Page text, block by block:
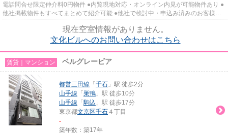
電話問合せ限定仲介料0円物件 ●内覧現地対応・オンライン内見が可能物件あり ●
他社掲載物件もすべてまとめて紹介可能 ●他社で検討中・申込み済みのお客様、
現在空室情報がありません。
文化ビルへのお問い合わせはこちら
賃貸｜マンション ベルグレービア
都営三田線 「 千石 」駅 徒歩2分
山手線 「 巣鴨 」駅 徒歩10分
山手線 「駒込 」駅 徒歩17分
東京都文京区千石 ４丁目
-
築年数：築17年